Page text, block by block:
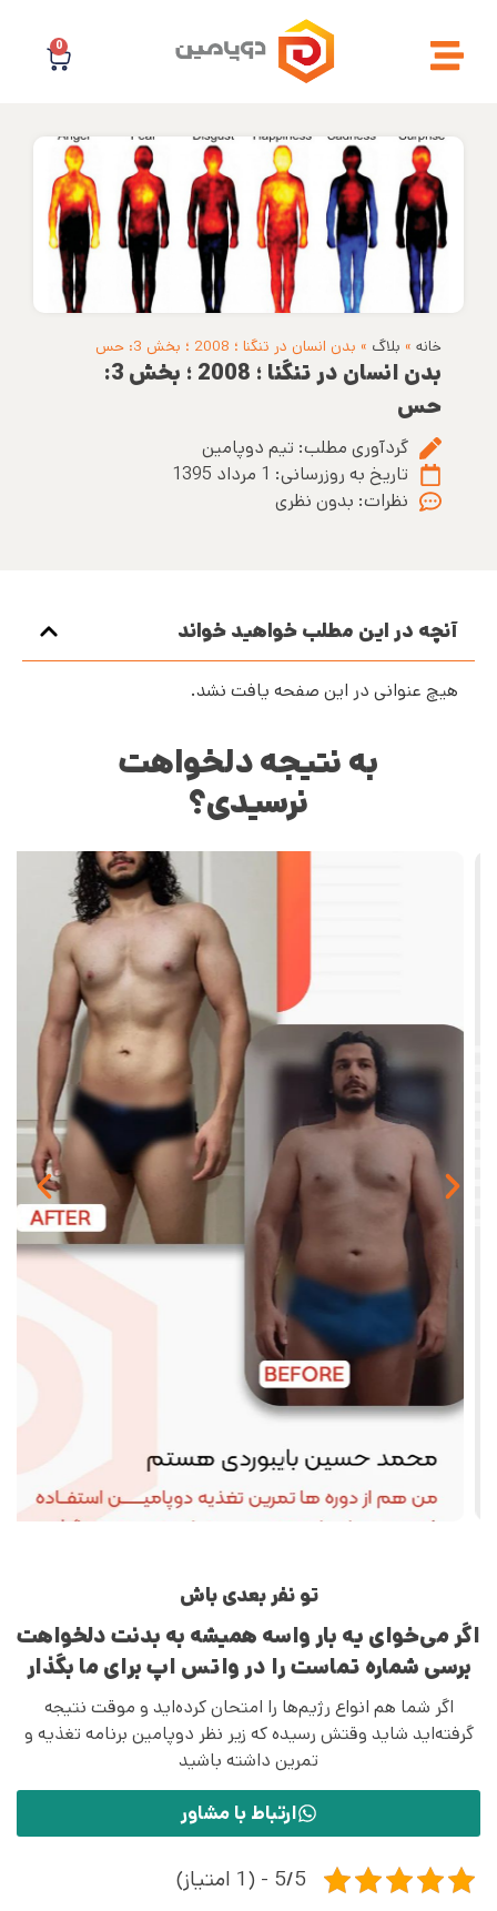
0
خانه » بلاگ » بدن انسان در تنگنا ؛ 2008 ؛ بخش 3: حس
بدن انسان در تنگنا ؛ 2008 ؛ بخش 3:
حس
گردآوری مطلب: تیم دوپامین
تاریخ به روزرسانی: 1 مرداد 1395
نظرات: بدون نظری
آنچه در این مطلب خواهید خواند
هیچ عنوانی در این صفحه یافت نشد.
به نتیجه دلخواهت
نرسیدی؟
تو نفر بعدی باش
اگر می‌خوای یه بار واسه همیشه به بدنت دلخواهت
برسی شماره تماست را در واتس اپ برای ما بگذار
اگر شما هم انواع رژیم‌ها را امتحان کرده‌اید و موقت نتیجه
گرفته‌اید شاید وقتش رسیده که زیر نظر دوپامین برنامه تغذیه و
تمرین داشته باشید
ارتباط با مشاور
5/5 - (1 امتیاز)